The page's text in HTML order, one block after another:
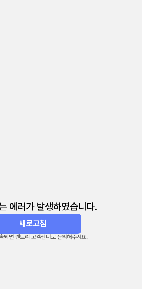
에러가 발생하였습니다.
새로고침
되면 렌트리 고객센터로 문의해주세요.